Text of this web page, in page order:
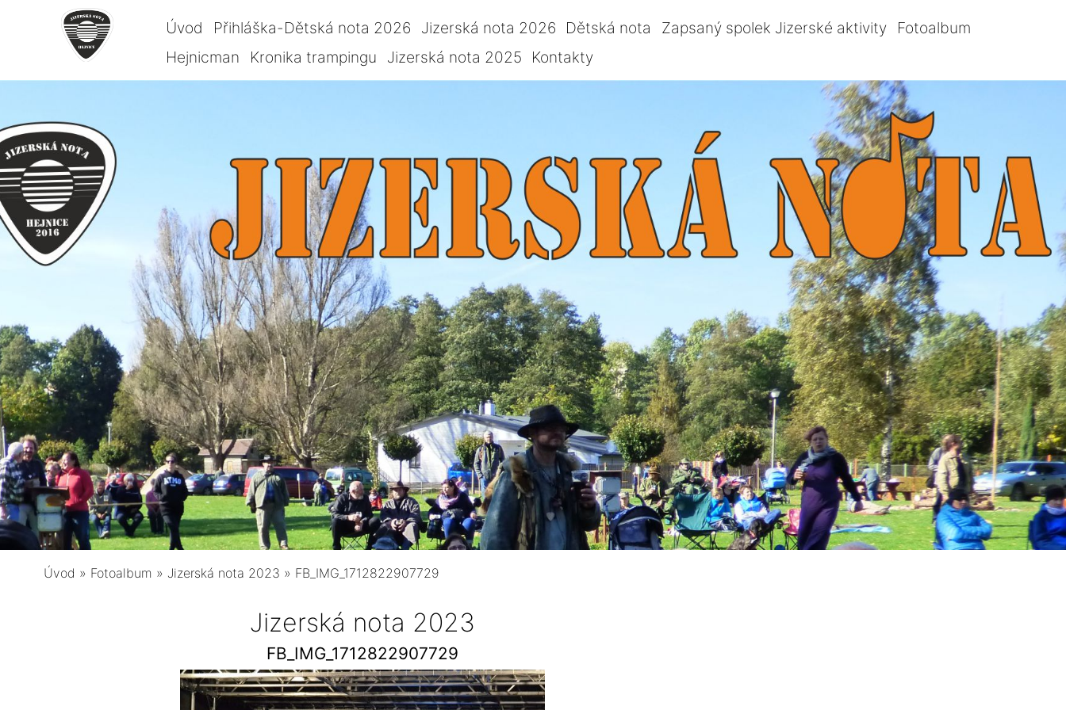
Úvod Přihláška-Dětská nota 2026 Jizerská nota 2026 Dětská nota Zapsaný spolek Jizerské aktivity
Fotoalbum
Hejnicman
Kronika trampingu Jizerská nota 2025 Kontakty
Úvod » Fotoalbum » Jizerská nota 2023 » FB_IMG_1712822907729
Jizerská nota 2023
FB_IMG_1712822907729